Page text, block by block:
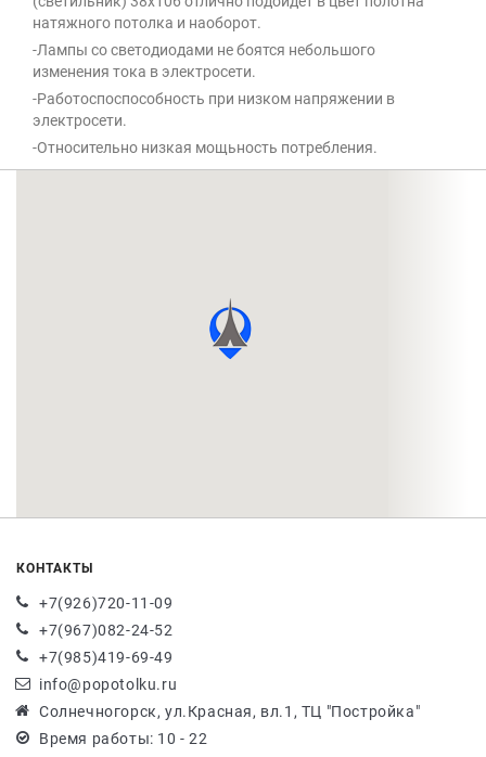
натяжного потолка и наоборот.
-Лампы со светодиодами не боятся небольшого
изменения тока в электросети.
-Работоспоспособность при низком напряжении в
электросети.
-Относительно низкая мощьность потребления.
КОНТАКТЫ
+7(926)720-11-09
+7(967)082-24-52
+7(985)419-69-49
info@popotolku.ru
Солнечногорск, ул.Красная, вл.1, ТЦ "Постройка"
Время работы: 10 - 22